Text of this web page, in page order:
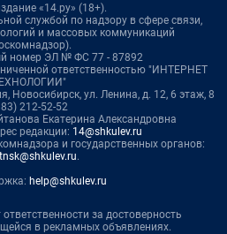
«14.ру» (18+).
службой по надзору в сфере связи,
и массовых коммуникаций
номер ЭЛ № ФС 77 - 87892
ответственностью "ИНТЕРНЕТ
Новосибирск, ул. Ленина, д. 12, 6 этаж, 8
212-52-52
Екатерина Александровна
редакции: 14@shkulev.ru
и государственных органов:
.
help@shkulev.ru
за достоверность
в рекламных объявлениях.